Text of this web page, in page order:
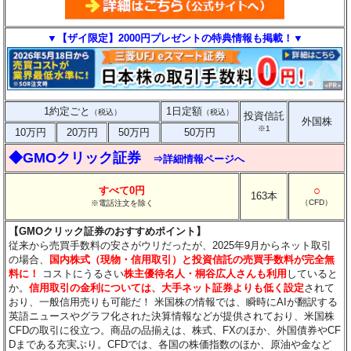
▼【ザイ限定】2000円プレゼントの特典情報も掲載！▼
1約定ごと （税込） 1日定額 （税込） 投資信託
※1
外国株
10万円
20万円 50万円 50万円
◆GMOクリック証券 ⇒詳細情報ページへ
すべて0円
※電話注文を除く
163本 ○
（CFD）
【GMOクリック証券のおすすめポイント】
従来から売買手数料の安さがウリだったが、2025年9月からネット取引
の場合、
国内株式（現物・信用取引）と投資信託の売買手数料が完全無
料に！
コストにうるさい株主優待名人・桐谷広人さんも利用 していると
か。信用取引の金利については、大手ネット証券よりも低く設定されて
おり、一般信用売りも可能だ！ 米国株の情報では、瞬時にAIが翻訳する
英語ニュースやグラフ化された決算情報などが提供されており、米国株
CFDの取引に役立つ。商品の品揃えは、株式、FXのほか、外国債券やCF
Dまである充実ぶり。CFDでは、各国の株価指数のほか、原油や金など